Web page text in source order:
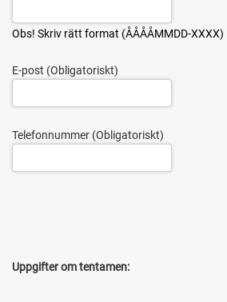
Obs! Skriv rätt format (ÅÅÅÅMMDD-XXXX)
E-post
Telefonnummer
Uppgifter om tentamen: